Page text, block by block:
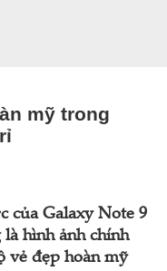
mỹ trong
của Galaxy Note 9
hình ảnh chính
vẻ đẹp hoàn mỹ